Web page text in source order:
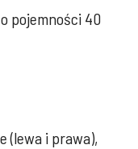
pojemności 40
(lewa i prawa),